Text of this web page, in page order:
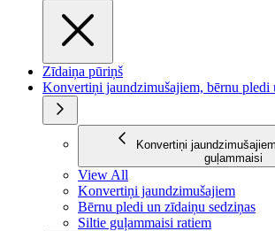
Zīdaiņa pūriņš
Konvertiņi jaundzimušajiem, bērnu pledi
Konvertiņi
guļammaisi
View All
Konvertiņi jaundzimušajiem
Bērnu pledi un zīdaiņu sedziņas
Siltie guļammaisi ratiem